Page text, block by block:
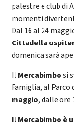
palestre e club di
momenti
Dal 16 al 24
Cittadella
domenica sarà
Il Mercabimbosi
Famiglia, al Parco
maggio, dalle ore
Il Mercabimbo è